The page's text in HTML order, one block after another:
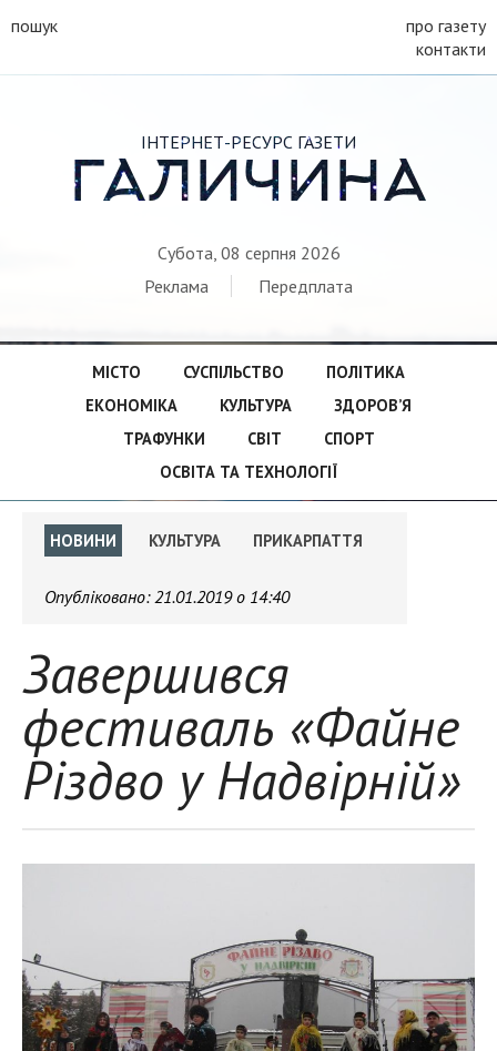
пошук
про газету
контакти
ІНТЕРНЕТ-РЕСУРС ГАЗЕТИ
ГАЛИЧИНА
Субота, 08 серпня 2026
Реклама
Передплата
МІСТО СУСПІЛЬСТВО
ПОЛІТИКА
ЕКОНОМІКА
КУЛЬТУРА
ЗДОРОВ’Я
ТРАФУНКИ
СВІТ
СПОРТ
ОСВІТА ТА ТЕХНОЛОГІЇ
НОВИНИ КУЛЬТУРА ПРИКАРПАТТЯ
Опубліковано:21.01.2019 о 14:40
Завершився
фестиваль «Файне
Різдво у Надвірній»